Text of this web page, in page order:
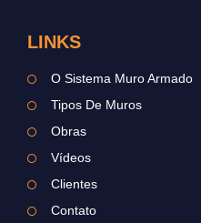
LINKS
O Sistema Muro Armado
Tipos De Muros
Obras
Vídeos
Clientes
Contato